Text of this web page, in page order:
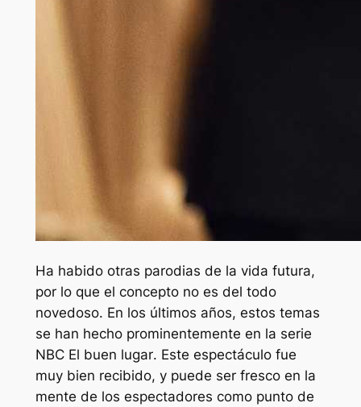
Ha habido otras parodias de la vida futura,
por lo que el concepto no es del todo
novedoso. En los últimos años, estos temas
se han hecho prominentemente en la serie
NBC El buen lugar. Este espectáculo fue
muy bien recibido, y puede ser fresco en la
mente de los espectadores como punto de